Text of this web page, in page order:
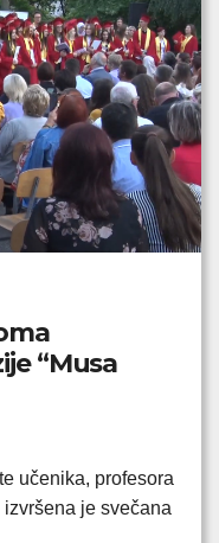
“Musa
učenika, profesora
je svečana